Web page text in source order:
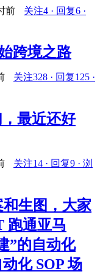
前
关注4 · 回复6 ·
跨境之路
关注328 · 回复125 ·
最近还好
关注14 · 回复9 · 浏
生图，大家
跑通亚马
”的自动化
化 SOP 场